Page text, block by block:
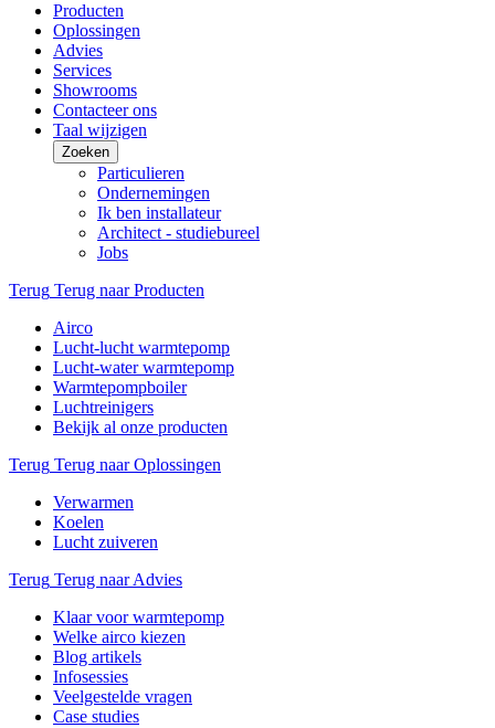
Producten
Oplossingen
Advies
Services
Showrooms
Contacteer ons
Taal wijzigen
Zoeken
Particulieren
Ondernemingen
Ik ben installateur
Architect - studiebureel
Jobs
Terug Terug naar Producten
Airco
Lucht-lucht warmtepomp
Lucht-water warmtepomp
Warmtepompboiler
Luchtreinigers
Bekijk al onze producten
Terug Terug naar Oplossingen
Verwarmen
Koelen
Lucht zuiveren
Terug Terug naar Advies
Klaar voor warmtepomp
Welke airco kiezen
Blog artikels
Infosessies
Veelgestelde vragen
Case studies